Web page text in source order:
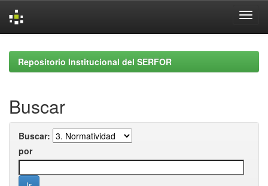
navigationRepositorio Institucional del SERFOR
Buscar
Buscar:
por